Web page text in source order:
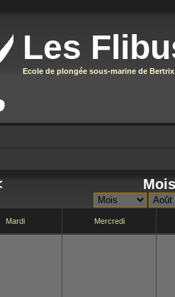
Les
Ecole de plongée sous-marine de Bertrix
Mardi Mercredi